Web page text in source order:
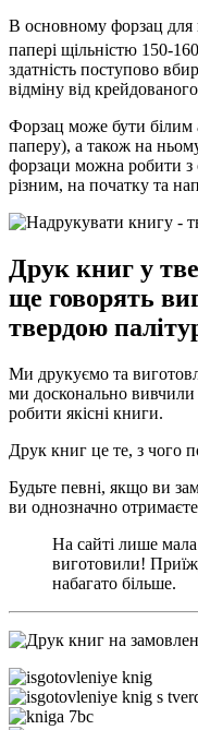
В основному форзац для
папері щільністю 150-
здатність поступово
відміну від
Форзац може бути білим
паперу), а також на
форзаци можна робити з
різним, на початку та
Друк книг у
ще говорять
твердою
Ми друкуємо та
ми досконально
робити якісні книги.
Друк книг це те, з чого
Будьте певні, якщо ви
ви однозначно
На сайті лише
виготовили!
набагато більше.